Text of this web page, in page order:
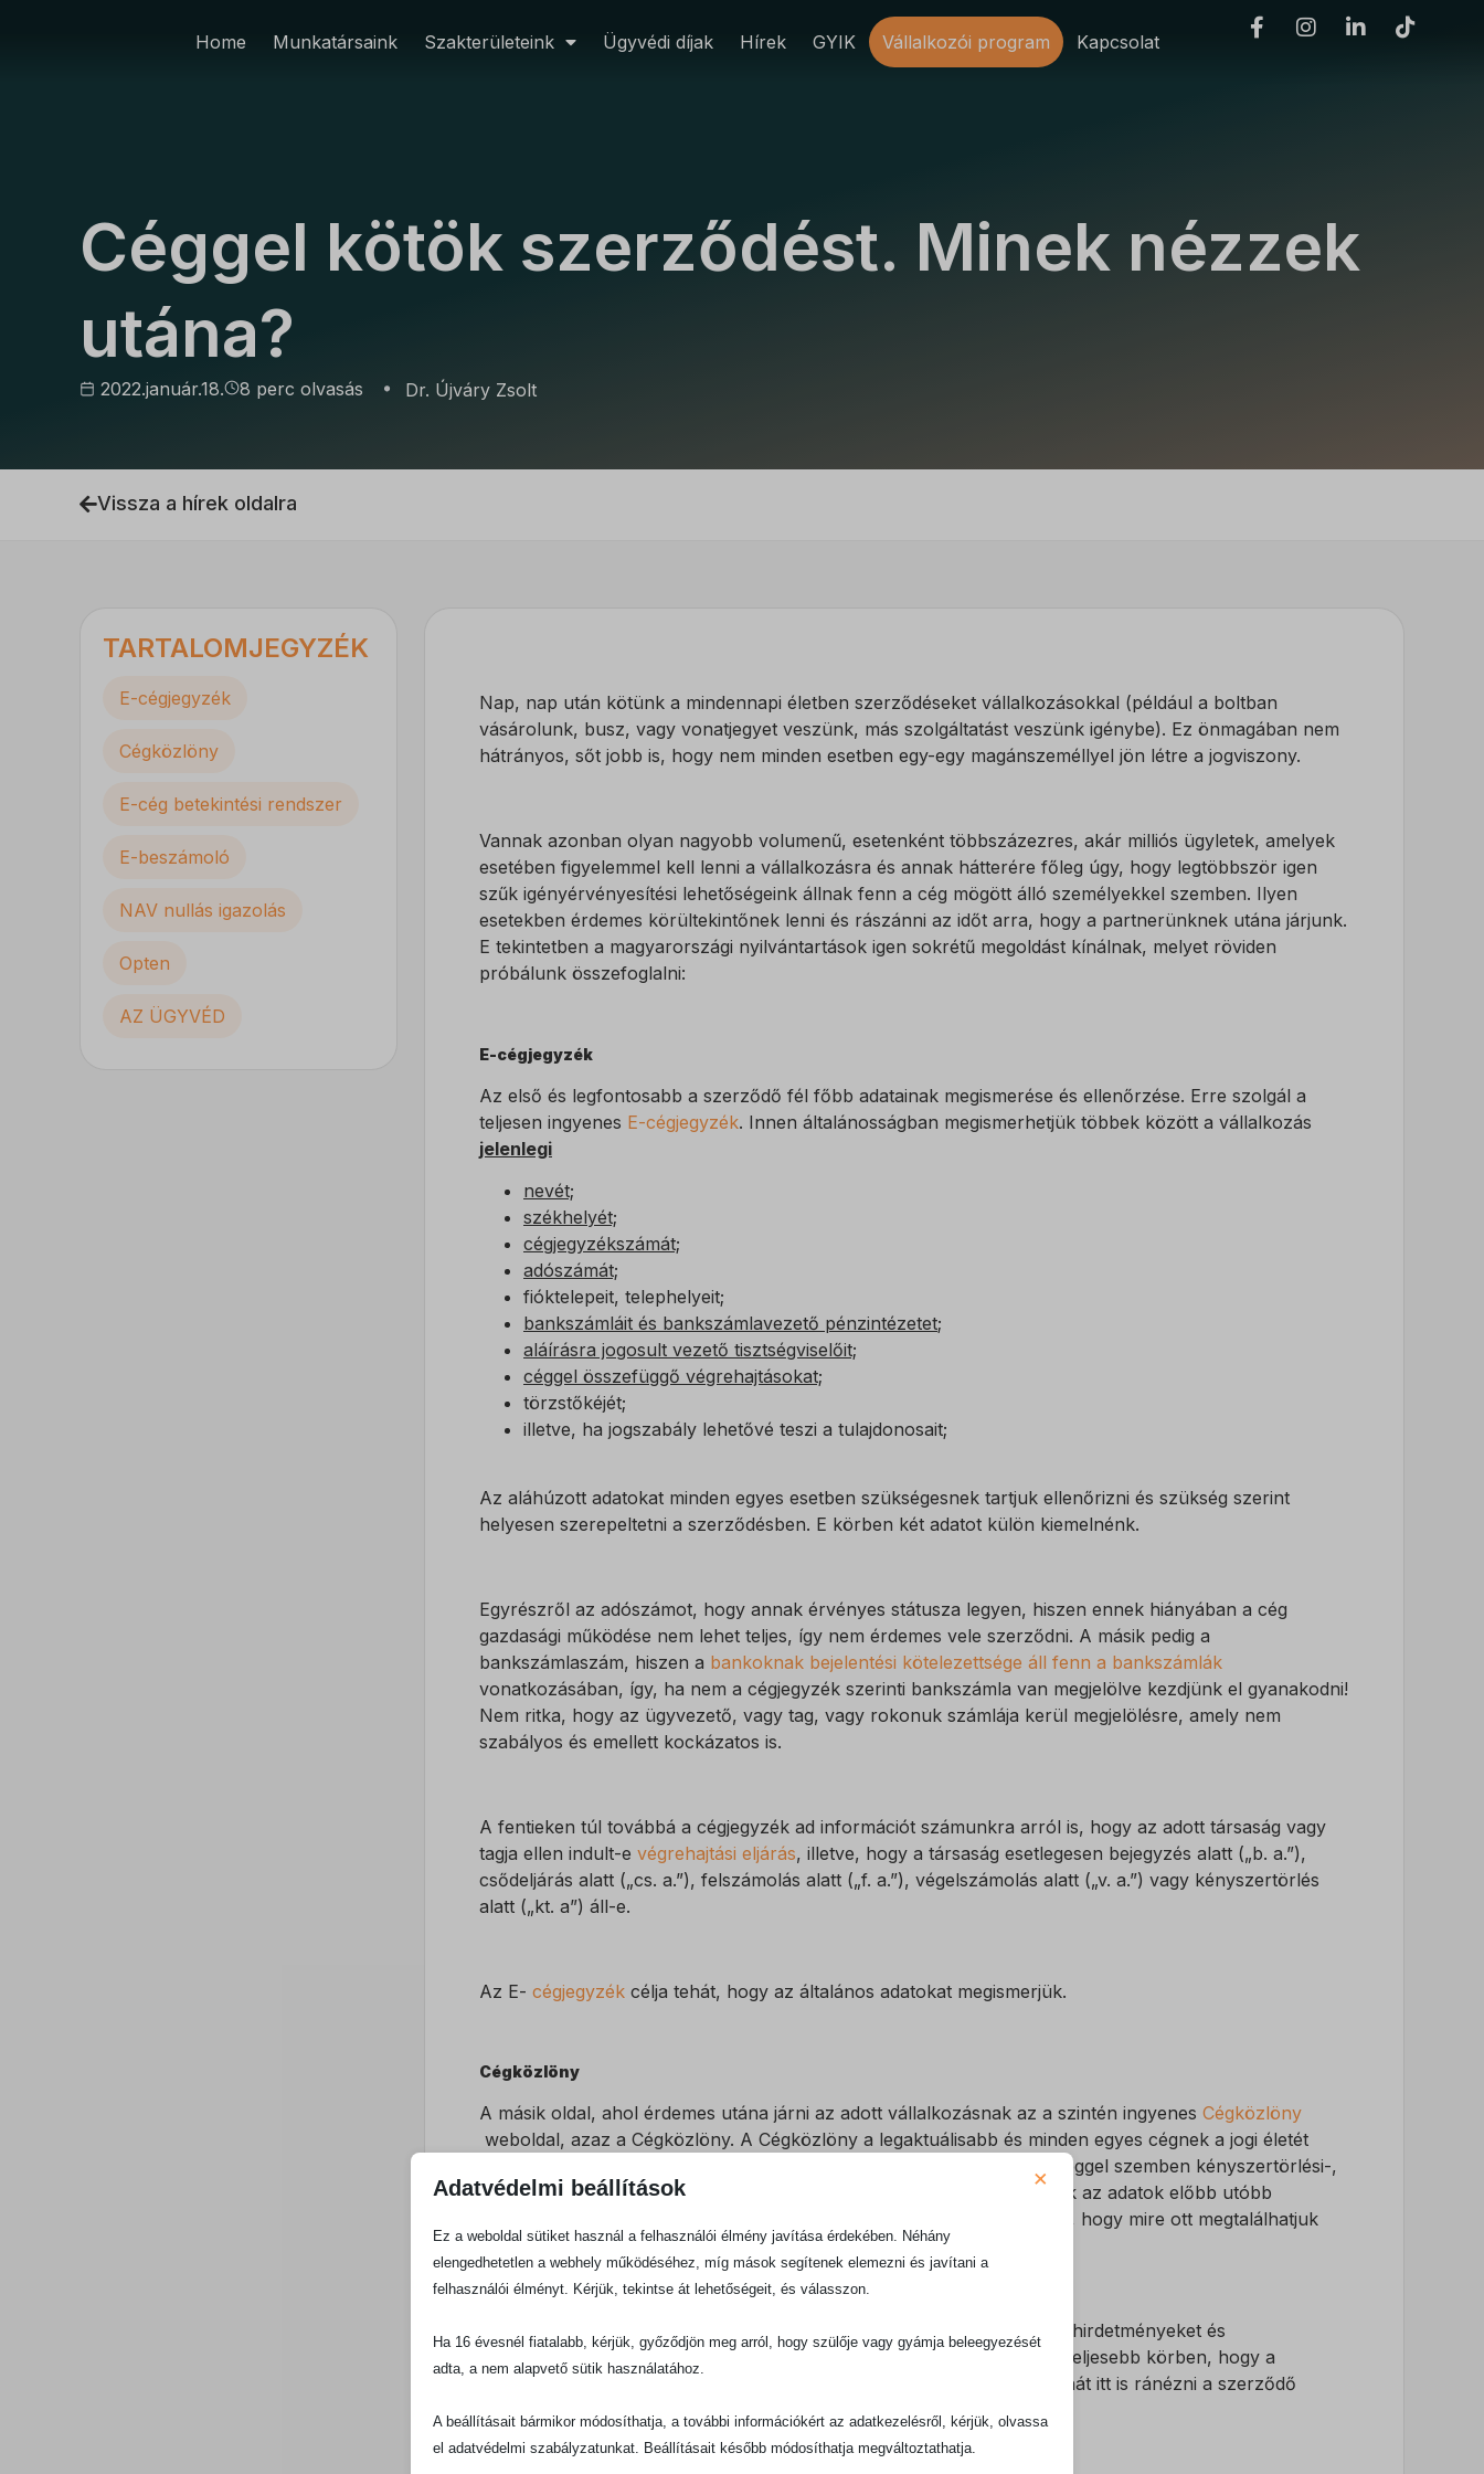
Home Munkatársaink Szakterületeink Ügyvédi díjak Hírek GYIK Vállalkozói program Kapcsolat
Céggel kötök szerződést. Minek nézzek
utána?
2022.január.18. 8 perc olvasás Dr. Újváry Zsolt
Vissza a hírek oldalra
TARTALOMJEGYZÉK
E-cégjegyzék
Cégközlöny
E-cég betekintési rendszer
E-beszámoló
NAV nullás igazolás
Opten
AZ ÜGYVÉD
Nap, nap után kötünk a mindennapi életben szerződéseket vállalkozásokkal (például a boltban
vásárolunk, busz, vagy vonatjegyet veszünk, más szolgáltatást veszünk igénybe). Ez önmagában nem
hátrányos, sőt jobb is, hogy nem minden esetben egy-egy magánszeméllyel jön létre a jogviszony.
Vannak azonban olyan nagyobb volumenű, esetenként többszázezres, akár milliós ügyletek, amelyek
esetében figyelemmel kell lenni a vállalkozásra és annak hátterére főleg úgy, hogy legtöbbször igen
szűk igényérvényesítési lehetőségeink állnak fenn a cég mögött álló személyekkel szemben. Ilyen
esetekben érdemes körültekintőnek lenni és rászánni az időt arra, hogy a partnerünknek utána járjunk.
E tekintetben a magyarországi nyilvántartások igen sokrétű megoldást kínálnak, melyet röviden
próbálunk összefoglalni:
E-cégjegyzék
Az első és legfontosabb a szerződő fél főbb adatainak megismerése és ellenőrzése. Erre szolgál a
teljesen ingyenes E-cégjegyzék. Innen általánosságban megismerhetjük többek között a vállalkozás
jelenlegi
nevét;
székhelyét;
cégjegyzékszámát;
adószámát;
fióktelepeit, telephelyeit;
bankszámláit és bankszámlavezető pénzintézetet;
aláírásra jogosult vezető tisztségviselőit;
céggel összefüggő végrehajtásokat;
törzstőkéjét;
illetve, ha jogszabály lehetővé teszi a tulajdonosait;
Az aláhúzott adatokat minden egyes esetben szükségesnek tartjuk ellenőrizni és szükség szerint
helyesen szerepeltetni a szerződésben. E körben két adatot külön kiemelnénk.
Egyrészről az adószámot, hogy annak érvényes státusza legyen, hiszen ennek hiányában a cég
gazdasági működése nem lehet teljes, így nem érdemes vele szerződni. A másik pedig a
bankszámlaszám, hiszen a bankoknak bejelentési kötelezettsége áll fenn a bankszámlák
vonatkozásában, így, ha nem a cégjegyzék szerinti bankszámla van megjelölve kezdjünk el gyanakodni!
Nem ritka, hogy az ügyvezető, vagy tag, vagy rokonuk számlája kerül megjelölésre, amely nem
szabályos és emellett kockázatos is.
A fentieken túl továbbá a cégjegyzék ad információt számunkra arról is, hogy az adott társaság vagy
tagja ellen indult-e végrehajtási eljárás, illetve, hogy a társaság esetlegesen bejegyzés alatt („b. a.”),
csődeljárás alatt („cs. a.”), felszámolás alatt („f. a.”), végelszámolás alatt („v. a.”) vagy kényszertörlés
alatt („kt. a”) áll-e.
Az E- cégjegyzék célja tehát, hogy az általános adatokat megismerjük.
Cégközlöny
A másik oldal, ahol érdemes utána járni az adott vállalkozásnak az a szintén ingyenes Cégközlöny
weboldal, azaz a Cégközlöny. A Cégközlöny a legaktuálisabb és minden egyes cégnek a jogi életét
követi végig. Itt találhatunk először információt arról, ha esetleg egy céggel szemben kényszertörlési-,
felszámolási, csőd-, vagy
eljárás indul. Tény, hogy ezek az adatok előbb utóbb
bekerülnek magába az E-cégjegyzékbe is, de például sokszor megesik, hogy mire ott megtalálhatjuk
addigra mondjuk határidőt mulasztunk egy eljárásban.
A Cégközlöny célja, hogy megjelenítse az egyes cégekkel kapcsolatos hirdetményeket és
adatváltozásokat. Itt teszik közzé először és itt következő nyomon legteljesebb körben, hogy a
cégekkel kapcsolatban milyen változások következtek be. Érdemes tehát itt is ránézni a szerződő
partnerre.
Adatvédelmi beállítások ×
Ez a weboldal sütiket használ a felhasználói élmény javítása érdekében. Néhány
elengedhetetlen a webhely működéséhez, míg mások segítenek elemezni és javítani a
felhasználói élményt. Kérjük, tekintse át lehetőségeit, és válasszon.
Ha 16 évesnél fiatalabb, kérjük, győződjön meg arról, hogy szülője vagy gyámja beleegyezését
adta, a nem alapvető sütik használatához.
A beállításait bármikor módosíthatja, a további információkért az adatkezelésről, kérjük, olvassa
el adatvédelmi szabályzatunkat. Beállításait később módosíthatja megváltoztathatja.